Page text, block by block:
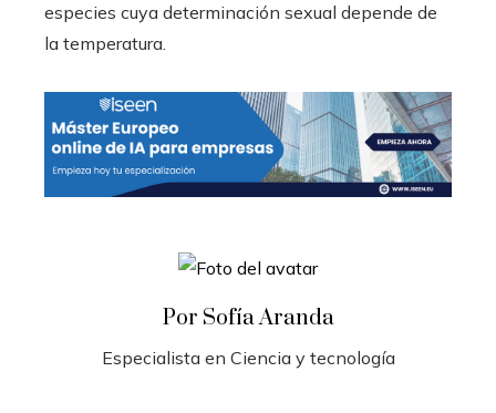
especies cuya determinación sexual depende de
la temperatura.
Por Sofía Aranda
Especialista en Ciencia y tecnología